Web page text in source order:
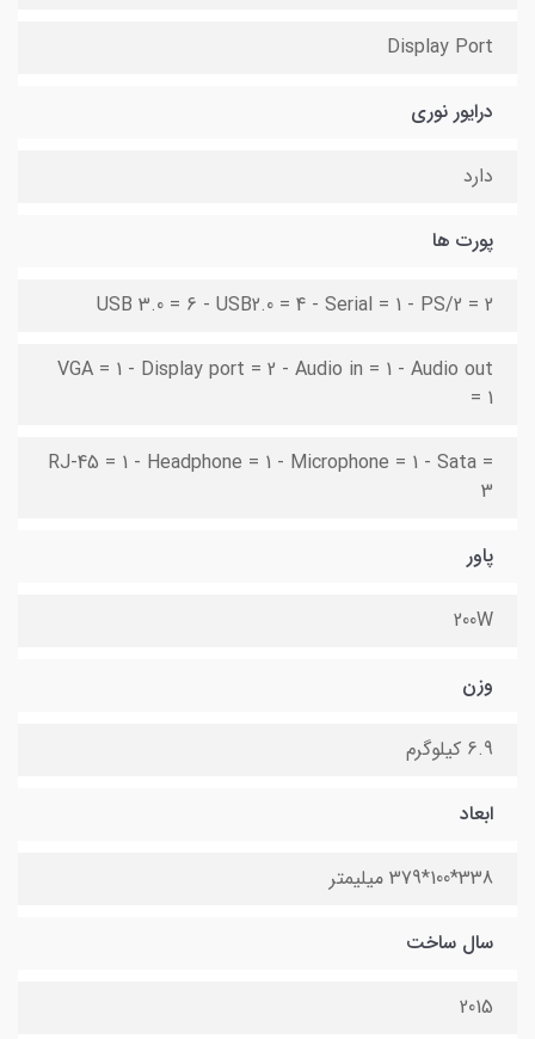
Display Port
درایور نوری
دارد
پورت ها
USB 3.0 = 6 - USB2.0 = 4 - Serial = 1 - PS/2 = 2
VGA = 1 - Display port = 2 - Audio in = 1 - Audio out
= 1
RJ-45 = 1 - Headphone = 1 - Microphone = 1 - Sata =
3
پاور
200W
وزن
6.9 کیلوگرم
ابعاد
338*100*379 میلیمتر
سال ساخت
2015